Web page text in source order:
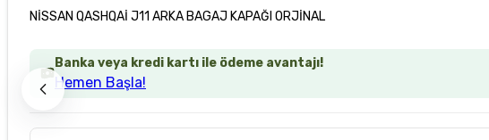
NİSSAN QASHQAİ J11 ARKA BAGAJ KAPAĞI ORJİNAL
Banka veya kredi kartı ile ödeme avantajı!
Hemen Başla!